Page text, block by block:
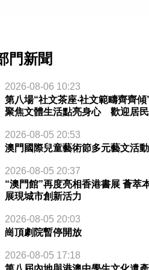
門新聞
2026-08-06 10:23
第八場“社文茶座‧社文範疇齊齊
聚焦文體生活點亮身心 歡迎居
2026-08-05 20:53
澳門國際兒童藝術節多元藝文活
2026-08-05 20:37
“澳門館”再度亮相香港書展 薈萃
展現城市創新活力
2026-08-05 20:03
崗頂劇院暫停開放
2026-08-05 17:18